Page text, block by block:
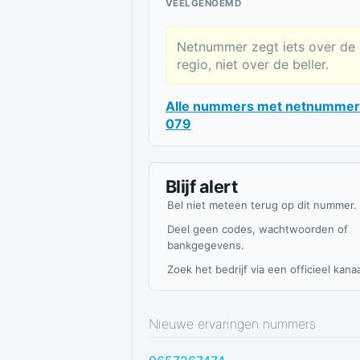
VEELGENOEMD
Netnummer zegt iets over de
regio, niet over de beller.
Alle nummers met netnummer
079
Blijf alert
Bel niet meteen terug op dit nummer.
Deel geen codes, wachtwoorden of
bankgegevens.
Zoek het bedrijf via een officieel
Nieuwe ervaringen nummers